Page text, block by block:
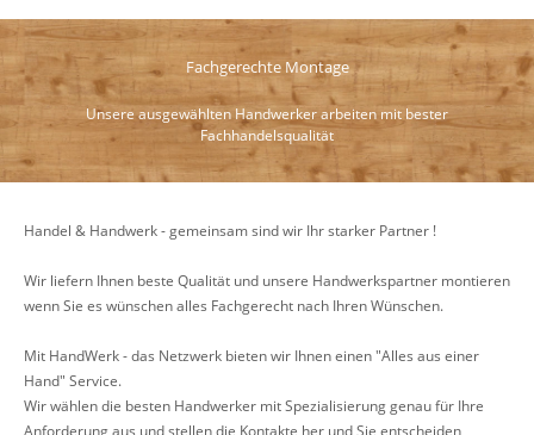
Fachgerechte Montage
Unsere ausgewählten Handwerker arbeiten mit bester
Fachhandelsqualität
Handel & Handwerk - gemeinsam sind wir Ihr starker Partner !
Wir liefern Ihnen beste Qualität und unsere Handwerkspartner montieren
wenn Sie es wünschen alles Fachgerecht nach Ihren Wünschen.
Mit HandWerk - das Netzwerk bieten wir Ihnen einen "Alles aus einer
Hand" Service.
Wir wählen die besten Handwerker mit Spezialisierung genau für Ihre
Anforderung aus und stellen die Kontakte her und Sie entscheiden